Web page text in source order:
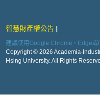
智慧財產權公告
建議使用Google Chrome、Edge或
Copyright © 2026 Academia-
Hsing University. All Rights